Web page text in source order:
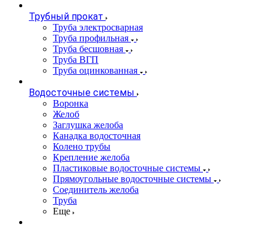
Трубный прокат
Труба электросварная
Труба профильная
Труба бесшовная
Труба ВГП
Труба оцинкованная
Водосточные системы
Воронка
Желоб
Заглушка желоба
Канадка водосточная
Колено трубы
Крепление желоба
Пластиковые водосточные системы
Прямоугольные водосточные системы
Соединитель желоба
Труба
Еще